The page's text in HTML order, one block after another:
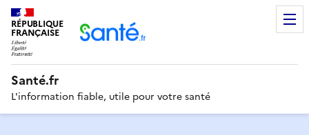
RÉPUBLIQUE
FRANÇAISE
Santé.fr
L'information fiable, utile pour votre santé